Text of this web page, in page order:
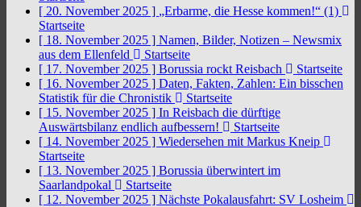
[ 20. November 2025 ] „Erbarme, die Hesse kommen!“ (1)
Startseite
[ 18. November 2025 ] Namen, Bilder, Notizen – Newsmix
aus dem Ellenfeld
Startseite
[ 17. November 2025 ] Borussia rockt Reisbach
Startseite
[ 16. November 2025 ] Daten, Fakten, Zahlen: Ein bisschen
Statistik für die Chronistik
Startseite
[ 15. November 2025 ] In Reisbach die dürftige
Auswärtsbilanz endlich aufbessern!
Startseite
[ 14. November 2025 ] Wiedersehen mit Markus Kneip
Startseite
[ 13. November 2025 ] Borussia überwintert im
Saarlandpokal
Startseite
[ 12. November 2025 ] Nächste Pokalausfahrt: SV Losheim